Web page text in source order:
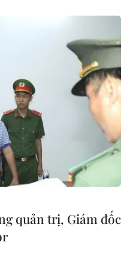
quản trị, Giám đốc